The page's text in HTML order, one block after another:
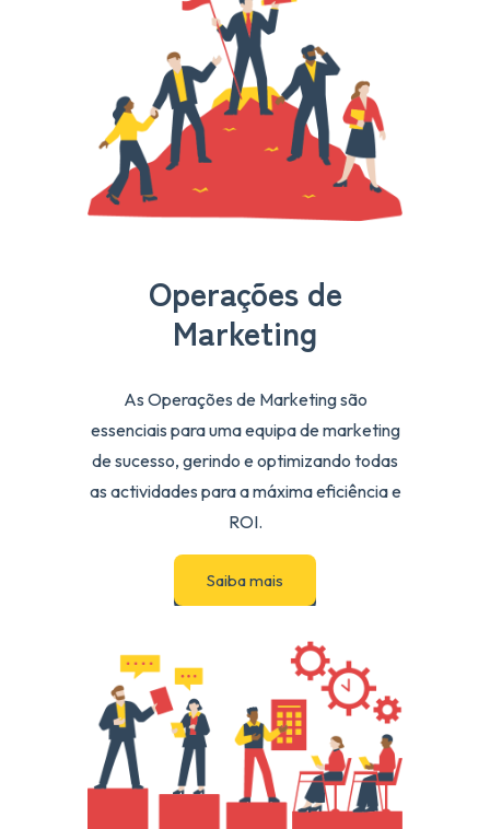
Operações de
Marketing
As Operações de Marketing são
essenciais para uma equipa de marketing
de sucesso, gerindo e optimizando todas
as actividades para a máxima eficiência e
ROI.
Saiba mais